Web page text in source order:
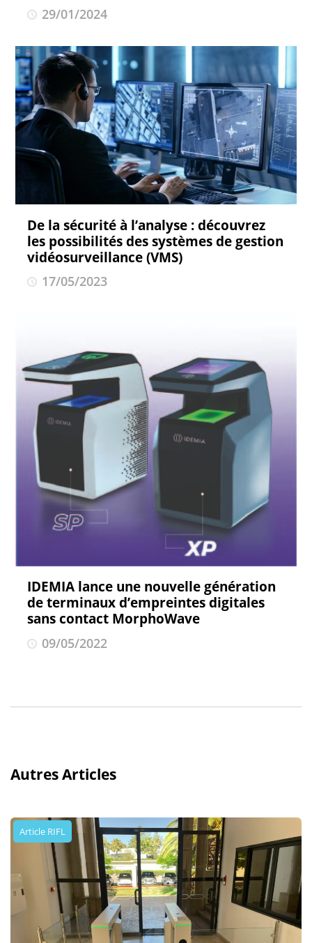
29/01/2024
De la sécurité à l’analyse : découvrez
les possibilités des systèmes de gestion
vidéosurveillance (VMS)
17/05/2023
IDEMIA lance une nouvelle génération
de terminaux d’empreintes digitales
sans contact MorphoWave
09/05/2022
Autres Articles
Article RIFL